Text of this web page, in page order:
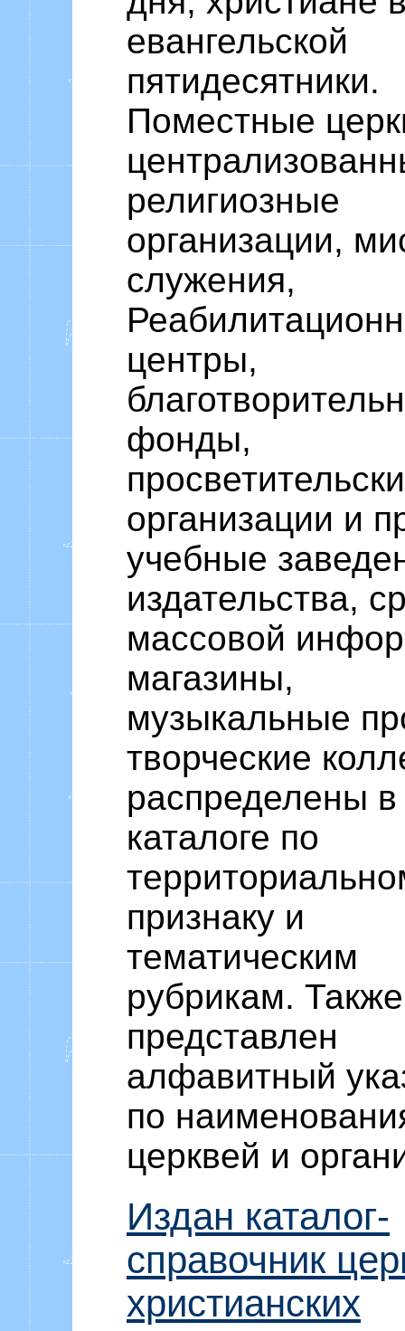
евангельской
пятидесятники.
Поместные
религиозные
организации,
служения,
центры,
фонды,
организации и
учебные
издательства,
массовой
магазины,
музыкальные
творческие
распределены в
каталоге по
признаку и
тематическим
рубрикам. Также
представлен
алфавитный
по
церквей и
Издан каталог-
справочник
христианских